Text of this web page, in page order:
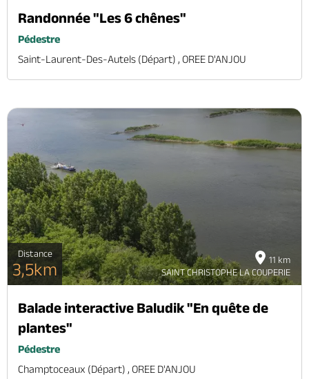
Randonnée "Les 6 chênes"
Pédestre
Saint-Laurent-Des-Autels (départ) , OREE D'ANJOU
11 km
SAINT CHRISTOPHE LA COUPERIE
Distance
3,5km
Balade interactive Baludik "En quête de
plantes"
Pédestre
Champtoceaux (départ) , OREE D'ANJOU